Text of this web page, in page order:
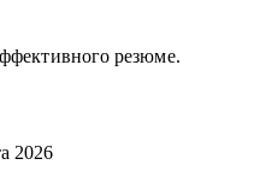
резюме.
2026